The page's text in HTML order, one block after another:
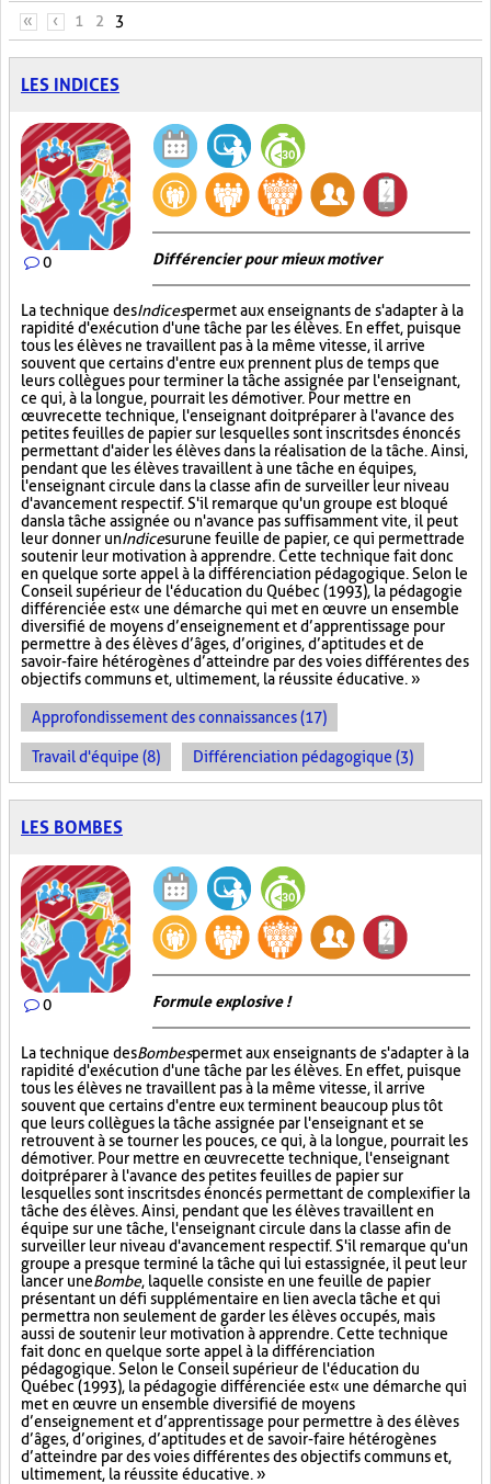
PAGES
« ‹ 1 2 3
LES INDICES
0 Différencier pour mieux motiver
La technique desIndicespermet aux enseignants de s'adapter à la
rapidité d'exécution d'une tâche par les élèves. En effet, puisque
tous les élèves ne travaillent pas à la même vitesse, il arrive
souvent que certains d'entre eux prennent plus de temps que
leurs collègues pour terminer la tâche assignée par l'enseignant,
ce qui, à la longue, pourrait les démotiver. Pour mettre en
œuvre cette technique, l'enseignant doit préparer à l'avance des
petites feuilles de papier sur lesquelles sont inscrits des énoncés
permettant d'aider les élèves dans la réalisation de la tâche. Ainsi,
pendant que les élèves travaillent à une tâche en équipes,
l'enseignant circule dans la classe afin de surveiller leur niveau
d'avancement respectif. S'il remarque qu'un groupe est bloqué
dans la tâche assignée ou n'avance pas suffisamment vite, il peut
leur donner unIndicesurune feuille de papier, ce qui permettra de
soutenir leur motivation à apprendre. Cette technique fait donc
en quelque sorte appel à la différenciation pédagogique. Selon le
Conseil supérieur de l'éducation du Québec (1993), la pédagogie
différenciée est « une démarche qui met en œuvre un ensemble
diversifié de moyens d’enseignement et d’apprentissage pour
permettre à des élèves d’âges, d’origines, d’aptitudes et de
savoir-faire hétérogènes d’atteindre par des voies différentes des
objectifs communs et, ultimement, la réussite éducative. »
Approfondissement des connaissances (17)
Travail d'équipe (8) Différenciation pédagogique (3)
LES BOMBES
0 Formule explosive !
La technique desBombespermet aux enseignants de s'adapter à la
rapidité d'exécution d'une tâche par les élèves. En effet, puisque
tous les élèves ne travaillent pas à la même vitesse, il arrive
souvent que certains d'entre eux terminent beaucoup plus tôt
que leurs collègues la tâche assignée par l'enseignant et se
retrouvent à se tourner les pouces, ce qui, à la longue, pourrait les
démotiver. Pour mettre en œuvre cette technique, l'enseignant
doit préparer à l'avance des petites feuilles de papier sur
lesquelles sont inscrits des énoncés permettant de complexifier la
tâche des élèves. Ainsi, pendant que les élèves travaillent en
équipe sur une tâche, l'enseignant circule dans la classe afin de
surveiller leur niveau d'avancement respectif. S'il remarque qu'un
groupe a presque terminé la tâche qui lui est assignée, il peut leur
lancer uneBombe, laquelle consiste en une feuille de papier
présentant un défi supplémentaire en lien avec la tâche et qui
permettra non seulement de garder les élèves occupés, mais
aussi de soutenir leur motivation à apprendre. Cette technique
fait donc en quelque sorte appel à la différenciation
pédagogique. Selon le Conseil supérieur de l'éducation du
Québec (1993), la pédagogie différenciée est « une démarche qui
met en œuvre un ensemble diversifié de moyens
d’enseignement et d’apprentissage pour permettre à des élèves
d’âges, d’origines, d’aptitudes et de savoir-faire hétérogènes
d’atteindre par des voies différentes des objectifs communs et,
ultimement, la réussite éducative. »